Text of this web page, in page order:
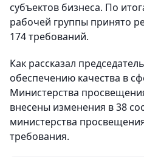
субъектов бизнеса. По
рабочей группы принято
174 требований.
Как рассказал
обеспечению качества в
Министерства
внесены изменения в 38
министерства
требования.